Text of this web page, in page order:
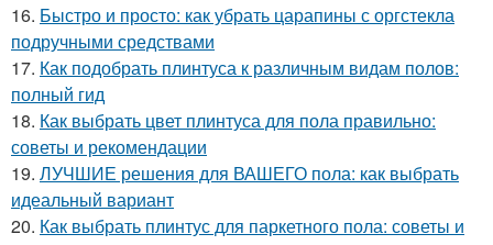
16. Быстро и просто: как убрать царапины с оргстекла
подручными средствами
17. Как подобрать плинтуса к различным видам полов:
полный гид
18. Как выбрать цвет плинтуса для пола правильно:
советы и рекомендации
19. ЛУЧШИЕ решения для ВАШЕГО пола: как выбрать
идеальный вариант
20. Как выбрать плинтус для паркетного пола: советы и